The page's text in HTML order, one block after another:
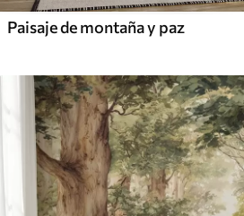
Paisaje de montaña y paz